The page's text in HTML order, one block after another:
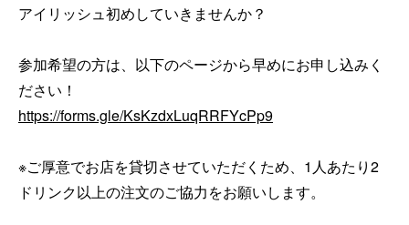
アイリッシュ初めしていきませんか？
参加希望の方は、以下のページから早めにお申し込みく
https://forms.gle/KsKzdxLuqRRFYcPp9
※ご厚意でお店を貸切させていただくため、1人あたり2
ドリンク以上の注文のご協力をお願いします。